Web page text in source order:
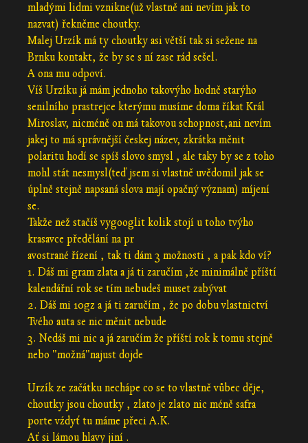
mladými lidmi vznikne(už vlastně ani nevím jak to
nazvat) řekněme choutky.
Malej Urzík má ty choutky asi větší tak si sežene na
Brnku kontakt, že by se s ní zase rád sešel.
A ona mu odpoví.
Víš Urzíku já mám jednoho takovýho hodně starýho
senilního prastrejce kterýmu musíme doma říkat Král
Miroslav, nicméně on má takovou schopnost,ani nevím
jakej to má správnější českej název, zkrátka měnit
polaritu hodí se spíš slovo smysl , ale taky by se z toho
mohl stát nesmysl(teď jsem si vlastně uvědomil jak se
úplně stejně napsaná slova mají opačný význam) míjení
se.
Takže než stačíš vygooglit kolik stojí u toho tvýho
krasavce předělání na pr
avostrané řízení , tak ti dám 3 možnosti , a pak kdo ví?
1. Dáš mi gram zlata a já ti zaručím ,že minimálně příští
kalendářní rok se tím nebudeš muset zabývat
2. Dáš mi 10gz a já ti zaručím , že po dobu vlastnictví
Tvého auta se nic měnit nebude
3. Nedáš mi nic a já zaručím že příští rok k tomu stejně
nebo "možná"najust dojde
Urzík ze začátku nechápe co se to vlastně vůbec děje,
choutky jsou choutky , zlato je zlato nic méně safra
porte vźdyť tu máme přeci A.K.
Ať si lámou hlavy jiní .